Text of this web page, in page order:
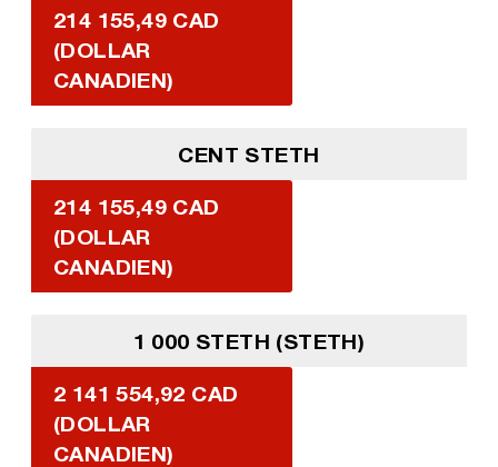
214 155,49 CAD
(DOLLAR
CANADIEN)
CENT STETH
214 155,49 CAD
(DOLLAR
CANADIEN)
1 000 STETH (STETH)
2 141 554,92 CAD
(DOLLAR
CANADIEN)